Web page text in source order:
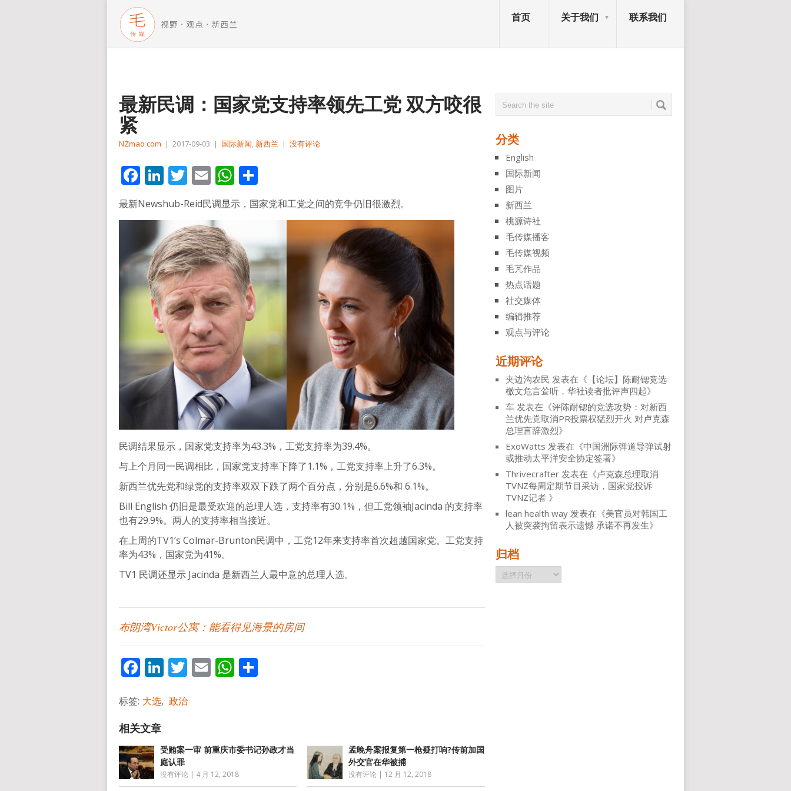
首页 关于我们 联系我们
最新民调：国家党支持率领先工党 双方咬很
紧
NZmao com | 2017-09-03 | 国际新闻, 新西兰 | 没有评论
Facebook
LinkedIn
Twitter
EmailWhatsApp
享
最新Newshub-Reid民调显示，国家党和工党之间的竞争仍旧很激烈。
民调结果显示，国家党支持率为43.3%，工党支持率为39.4%。
与上个月同一民调相比，国家党支持率下降了1.1%，工党支持率上升了6.3%。
新西兰优先党和绿党的支持率双双下跌了两个百分点，分别是6.6%和 6.1%。
Bill English 仍旧是最受欢迎的总理人选，支持率有30.1%，但工党领袖Jacinda 的支持率
也有29.9%。两人的支持率相当接近。
在上周的TV1’s Colmar-Brunton民调中，工党12年来支持率首次超越国家党。工党支持
率为43%，国家党为41%。
TV1 民调还显示 Jacinda 是新西兰人最中意的总理人选。
布朗湾Victor公寓：能看得见海景的房间
Facebook
LinkedIn
Twitter
EmailWhatsApp
标签: 大选, 政治
受贿案一审 前重庆市委书记孙政才当
庭认罪
没有评论 | 4 月 12, 2018
孟晚舟案报复第一枪疑打响?传前加国
外交官在华被捕
没有评论 | 12 月 12, 2018
分类
English
国际新闻
图片
新西兰
桃源诗社
毛传媒播客
毛传媒视频
毛芃作品
热点话题
社交媒体
编辑推荐
观点与评论
近期评论
夹边沟农民 发表在《 【论坛】陈耐锶竞选
檄文危言耸听，华社读者批评声四起》
车 发表在《评陈耐锶的竞选攻势：对新西
兰优先党取消PR投票权猛烈开火 对卢克森
总理言辞激烈》
ExoWatts 发表在《中国洲际弹道导弹试射
或推动太平洋安全协定签署》
Thrivecrafter 发表在《卢克森总理取消
TVNZ每周定期节目采访，国家党投诉
TVNZ记者 》
lean health way 发表在《美官员对韩国工
人被突袭拘留表示遗憾 承诺不再发生》
归档
归
档